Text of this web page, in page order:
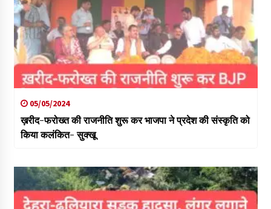
05/05/2024
ख़रीद-फरोख्त की राजनीति शुरू कर भाजपा ने प्रदेश की संस्कृति को
किया कलंकित- सुक्खू